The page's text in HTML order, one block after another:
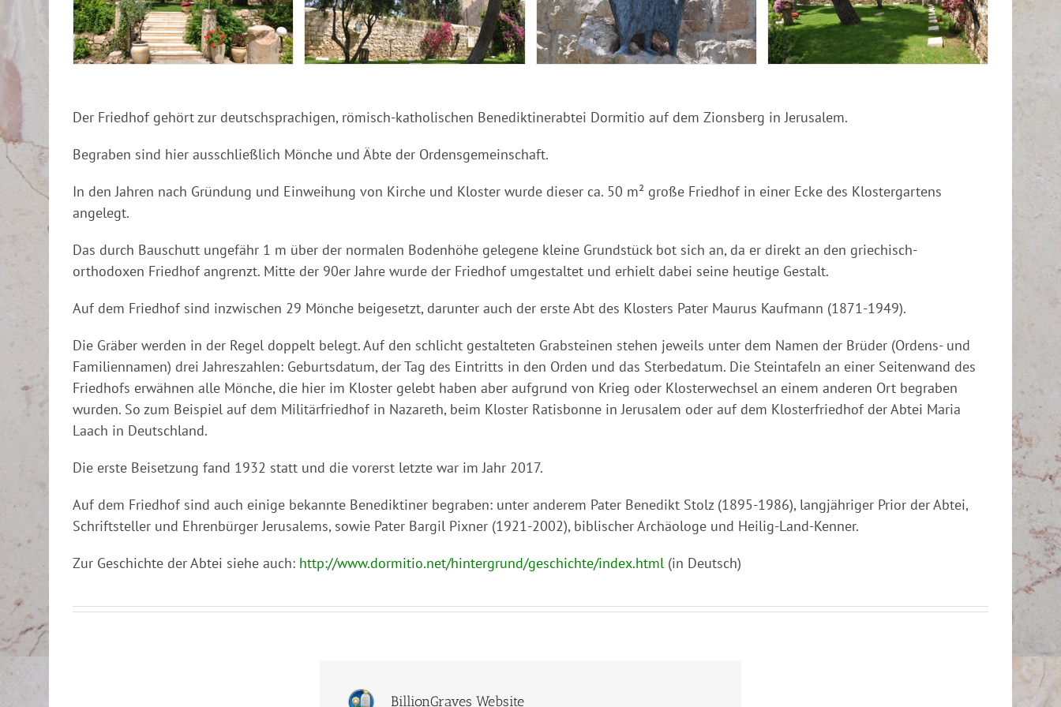
Der Friedhof gehört zur deutschsprachigen, römisch-katholischen Benediktinerabtei Dormitio auf dem Zionsberg in Jerusalem.
Begraben sind hier ausschließlich Mönche und Äbte der Ordensgemeinschaft.
In den Jahren nach Gründung und Einweihung von Kirche und Kloster wurde dieser ca. 50 m² große Friedhof in einer Ecke des Klostergartens
angelegt.
Das durch Bauschutt ungefähr 1 m über der normalen Bodenhöhe gelegene kleine Grundstück bot sich an, da er direkt an den griechisch-
orthodoxen Friedhof angrenzt. Mitte der 90er Jahre wurde der Friedhof umgestaltet und erhielt dabei seine heutige Gestalt.
Auf dem Friedhof sind inzwischen 29 Mönche beigesetzt, darunter auch der erste Abt des Klosters Pater Maurus Kaufmann (1871-1949).
Die Gräber werden in der Regel doppelt belegt. Auf den schlicht gestalteten Grabsteinen stehen jeweils unter dem Namen der Brüder (Ordens- und
Familiennamen) drei Jahreszahlen: Geburtsdatum, der Tag des Eintritts in den Orden und das Sterbedatum. Die Steintafeln an einer Seitenwand des
Friedhofs erwähnen alle Mönche, die hier im Kloster gelebt haben aber aufgrund von Krieg oder Klosterwechsel an einem anderen Ort begraben
wurden. So zum Beispiel auf dem Militärfriedhof in Nazareth, beim Kloster Ratisbonne in Jerusalem oder auf dem Klosterfriedhof der Abtei Maria
Laach in Deutschland.
Die erste Beisetzung fand 1932 statt und die vorerst letzte war im Jahr 2017.
Auf dem Friedhof sind auch einige bekannte Benediktiner begraben: unter anderem Pater Benedikt Stolz (1895-1986), langjähriger Prior der Abtei,
Schriftsteller und Ehrenbürger Jerusalems, sowie Pater Bargil Pixner (1921-2002), biblischer Archäologe und Heilig-Land-Kenner.
Zur Geschichte der Abtei siehe auch: http://www.dormitio.net/hintergrund/geschichte/index.html (in Deutsch)
BillionGraves Website